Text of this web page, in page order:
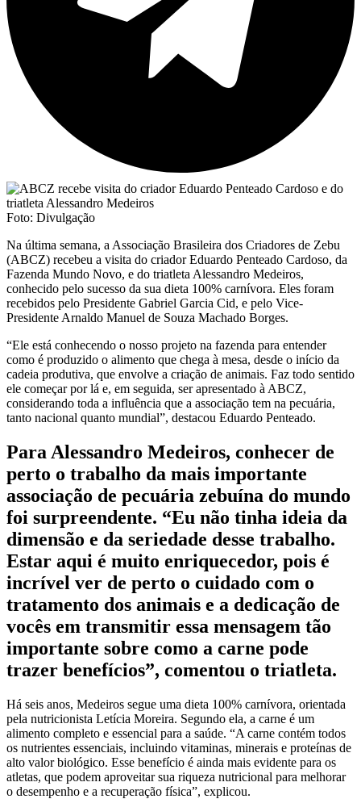
Foto: Divulgação
Na última semana, a Associação Brasileira dos Criadores de Zebu
(ABCZ) recebeu a visita do criador Eduardo Penteado Cardoso, da
Fazenda Mundo Novo, e do triatleta Alessandro Medeiros,
conhecido pelo sucesso da sua dieta 100% carnívora. Eles foram
recebidos pelo Presidente Gabriel Garcia Cid, e pelo Vice-
Presidente Arnaldo Manuel de Souza Machado Borges.
“Ele está conhecendo o nosso projeto na fazenda para entender
como é produzido o alimento que chega à mesa, desde o início da
cadeia produtiva, que envolve a criação de animais. Faz todo sentido
ele começar por lá e, em seguida, ser apresentado à ABCZ,
considerando toda a influência que a associação tem na pecuária,
tanto nacional quanto mundial”, destacou Eduardo Penteado.
Para Alessandro Medeiros, conhecer de
perto o trabalho da mais importante
associação de pecuária zebuína do mundo
foi surpreendente. “Eu não tinha ideia da
dimensão e da seriedade desse trabalho.
Estar aqui é muito enriquecedor, pois é
incrível ver de perto o cuidado com o
tratamento dos animais e a dedicação de
vocês em transmitir essa mensagem tão
importante sobre como a carne pode
trazer benefícios”, comentou o triatleta.
Há seis anos, Medeiros segue uma dieta 100% carnívora, orientada
pela nutricionista Letícia Moreira. Segundo ela, a carne é um
alimento completo e essencial para a saúde. “A carne contém todos
os nutrientes essenciais, incluindo vitaminas, minerais e proteínas de
alto valor biológico. Esse benefício é ainda mais evidente para os
atletas, que podem aproveitar sua riqueza nutricional para melhorar
o desempenho e a recuperação física”, explicou.